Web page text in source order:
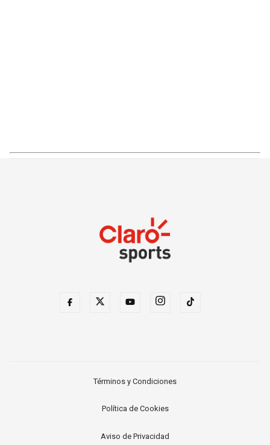
Términos y Condiciones
Política de Cookies
Aviso de Privacidad